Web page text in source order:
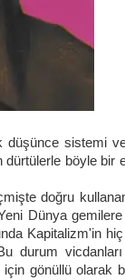
düşünce sistemi
dürtülerle böyle bir
doğru
Dünya
Kapitalizm'in
durum vicdanları
gönüllü olarak